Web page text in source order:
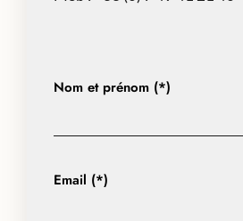
Nom et prénom (*)
Email (*)